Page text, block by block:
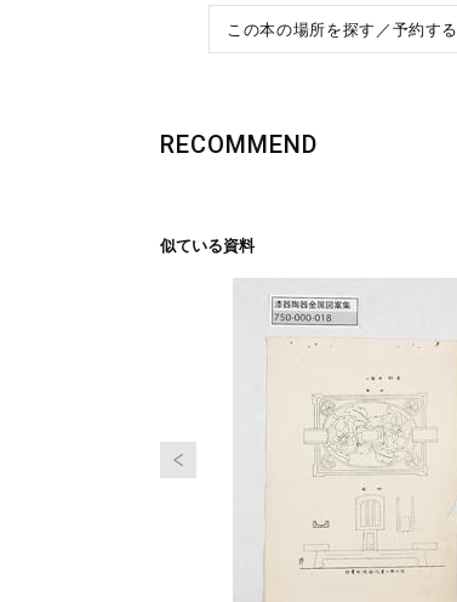
この本の場所を探す／予約する
RECOMMEND
似ている資料